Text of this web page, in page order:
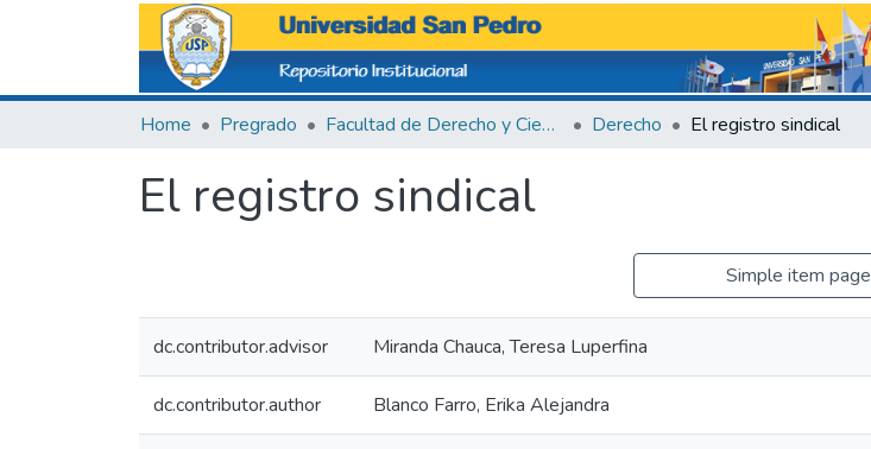
Home Pregrado Facultad de Derecho y Ciencias Políticas Derecho El registro sindical
El registro sindical
Simple item page
dc.contributor.advisor Miranda Chauca, Teresa Luperfina
dc.contributor.author Blanco Farro, Erika Alejandra